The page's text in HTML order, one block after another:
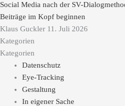
Social Media nach der SV-
Beiträge im Kopf beginnen
Klaus Guckler 11. Juli 2026
Kategorien
Kategorien
Datenschutz
Eye-Tracking
Gestaltung
In eigener Sache